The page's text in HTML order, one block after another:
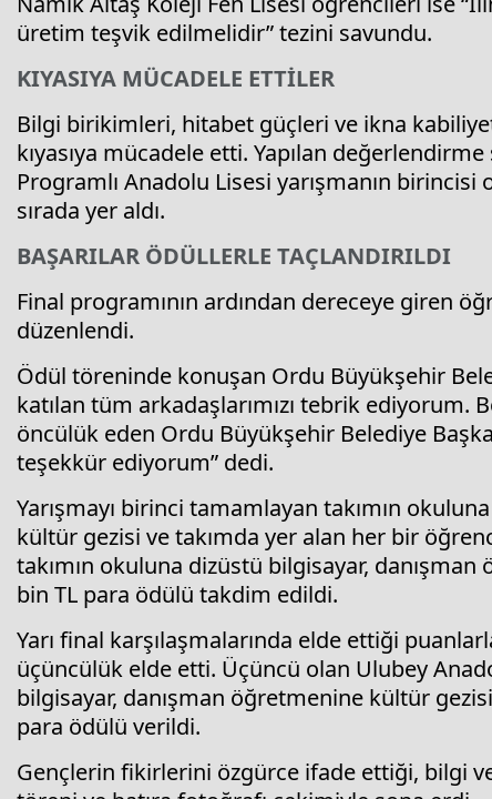
üretim teşvik edilmelidir” tezini savundu.
KIYASIYA MÜCADELE ETTİLER
Bilgi birikimleri, hitabet güçleri ve ikna
kıyasıya mücadele etti. Yapılan
Programlı Anadolu Lisesi yarışmanın
sırada yer aldı.
BAŞARILAR ÖDÜLLERLE TAÇLANDIRILDI
Final programının ardından dereceye giren
düzenlendi.
Ödül töreninde konuşan Ordu Büyükşehir
katılan tüm arkadaşlarımızı tebrik ediyorum.
öncülük eden Ordu Büyükşehir Belediye
teşekkür ediyorum” dedi.
Yarışmayı birinci tamamlayan takımın
kültür gezisi ve takımda yer alan her bir
takımın okuluna dizüstü bilgisayar,
bin TL para ödülü takdim edildi.
Yarı final karşılaşmalarında elde ettiği
üçüncülük elde etti. Üçüncü olan Ulubey
bilgisayar, danışman öğretmenine kültür
para ödülü verildi.
Gençlerin fikirlerini özgürce ifade ettiği, bilgi